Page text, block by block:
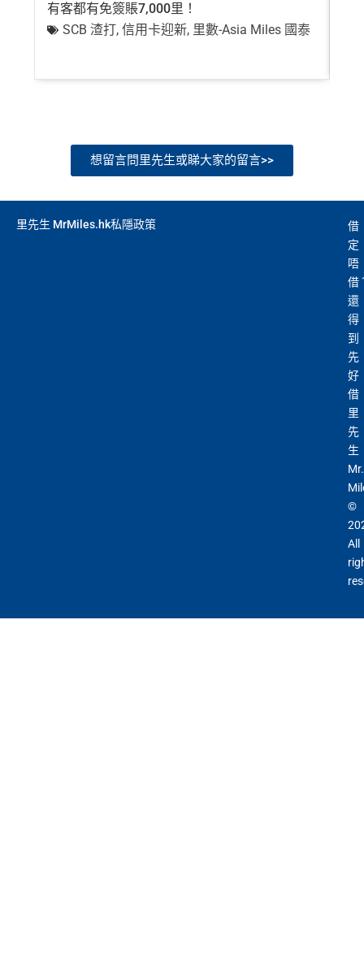
有客都有免簽賬7,000里！
SCB 渣打,信用卡迎新, 里數-Asia Miles 國泰
想留言問里先生或睇大家的留言>>
里先生 MrMiles.hk私隱政策
借
定
唔
借
還
得
到
先
好
借
里
先
生
Mr.
©
All